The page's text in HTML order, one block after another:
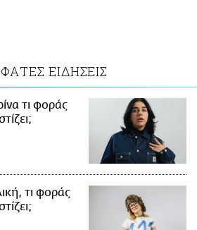
ΕΙΔΗΣΕΙΣ
τι φοράς
τι φοράς